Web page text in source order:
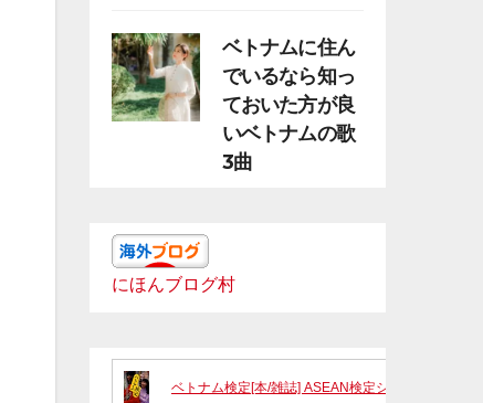
ベトナムに住ん
でいるなら知っ
ておいた方が良
いベトナムの歌
3曲
にほんブログ村
ベトナム検定[本/雑誌] ASEAN検定シリーズ